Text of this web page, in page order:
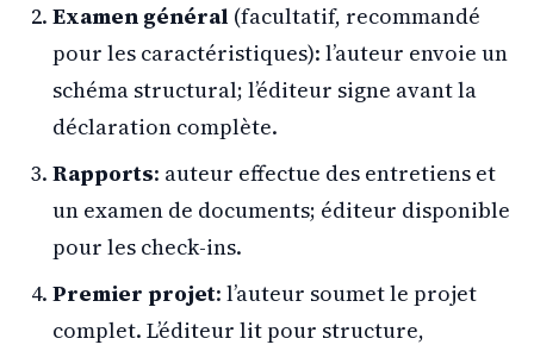
Examen général (facultatif, recommandé
pour les caractéristiques): l’auteur envoie un
schéma structural; l’éditeur signe avant la
déclaration complète.
Rapports: auteur effectue des entretiens et
un examen de documents; éditeur disponible
pour les check-ins.
Premier projet: l’auteur soumet le projet
complet. L’éditeur lit pour structure,